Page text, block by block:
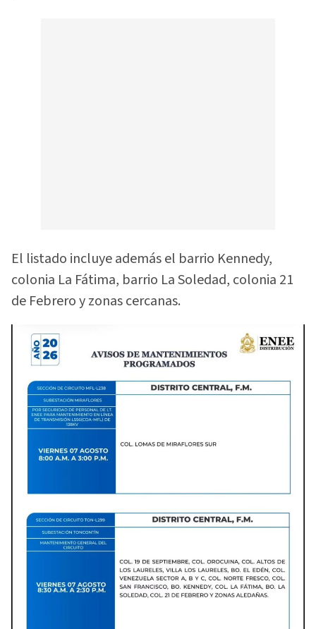
El listado incluye además el barrio Kennedy,
colonia La Fátima, barrio La Soledad, colonia 21
de Febrero y zonas cercanas.